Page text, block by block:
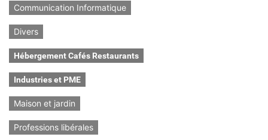
Communication Informatique
Divers
Hébergement Cafés Restaurants
Industries et PME
Maison et jardin
Professions libérales